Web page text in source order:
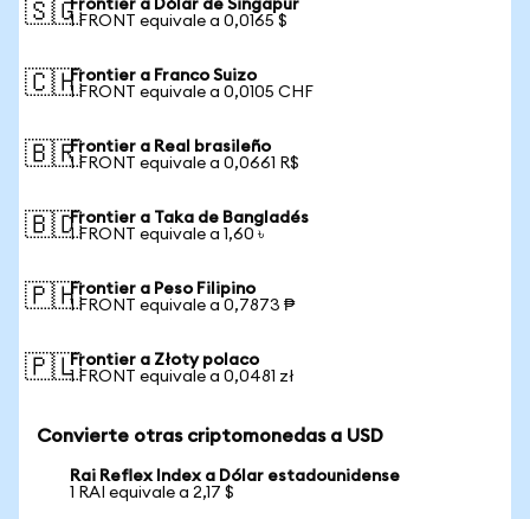
🇸🇬Frontier a Dólar de Singapur
1 FRONT equivale a 0,0165 $
🇨🇭Frontier a Franco Suizo
1 FRONT equivale a 0,0105 CHF
🇧🇷Frontier a Real brasileño
1 FRONT equivale a 0,0661 R$
🇧🇩Frontier a Taka de Bangladés
1 FRONT equivale a 1,60 ৳
🇵🇭Frontier a Peso Filipino
1 FRONT equivale a 0,7873 ₱
🇵🇱Frontier a Złoty polaco
1 FRONT equivale a 0,0481 zł
Convierte otras criptomonedas a USD
Rai Reflex Index a Dólar estadounidense
1 RAI equivale a 2,17 $